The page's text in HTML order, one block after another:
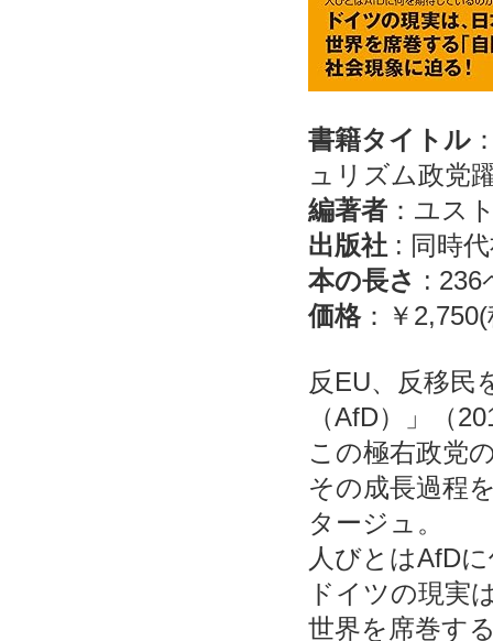
書籍タイトル
ュリズム政党
編著者 ：ユ
出版社 : 同時
本の長さ : 236
価格：￥
反EU、反移民
（AfD）」（
この極右政党
その成長過程
タージュ。
人びとはAfD
ドイツの現実
世界を席巻す